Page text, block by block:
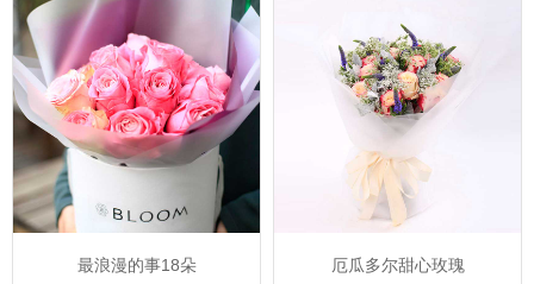
最浪漫的事18朵
厄瓜多尔甜心玫瑰